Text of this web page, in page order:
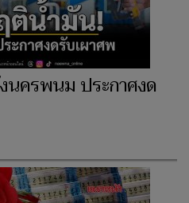
นครพนม ประกาศงด